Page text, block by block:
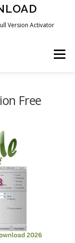
Version Activator
Menu
Free